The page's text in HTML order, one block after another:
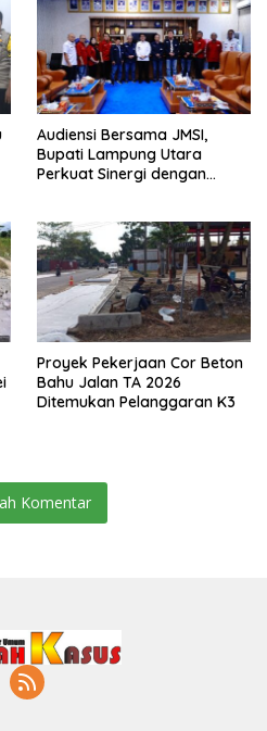
Audiensi Bersama JMSI,
Bupati Lampung Utara
Perkuat Sinergi dengan
Proyek Pekerjaan Cor Beton
Bahu Jalan TA 2026
Ditemukan Pelanggaran K3
Komentar